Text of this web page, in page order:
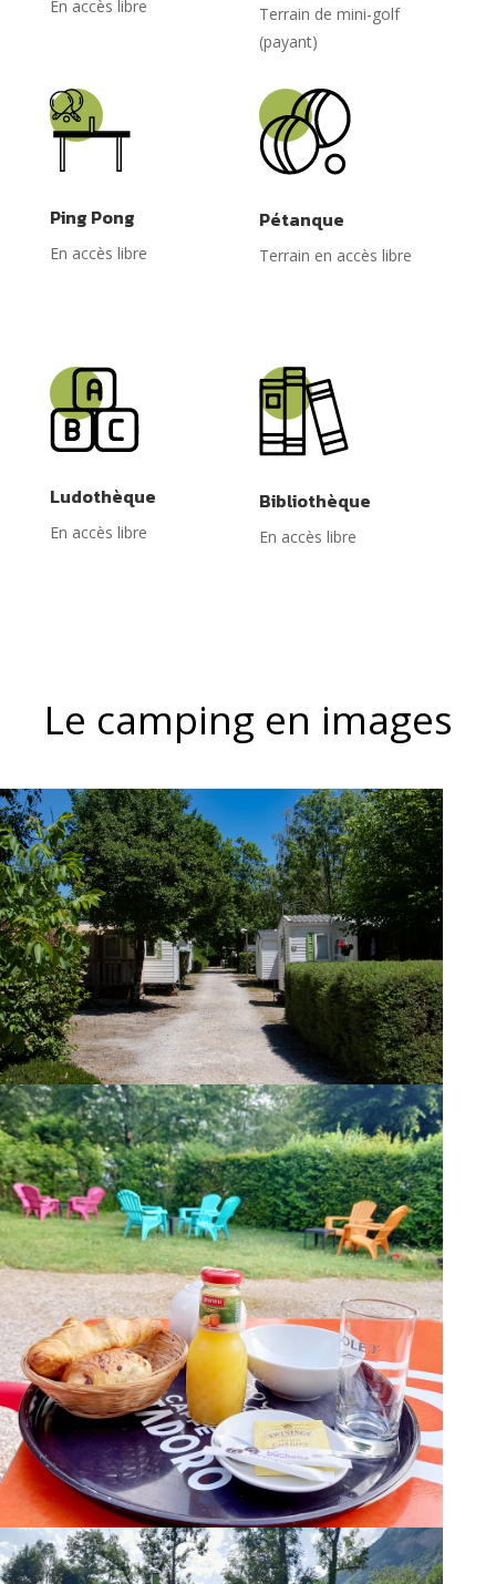
En accès libre
Terrain de mini-golf
(payant)
Ping Pong
En accès libre
Pétanque
Terrain en accès libre
Ludothèque
En accès libre
Bibliothèque
En accès libre
Le camping en images